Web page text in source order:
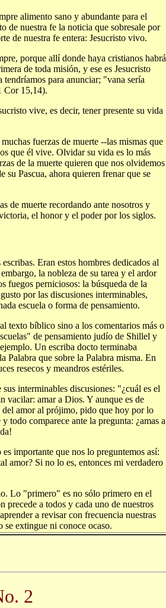
alimento sano y abundante para el
de nuestra fe la noticia que sobresale por
de nuestra fe entera: Jesucristo vivo.
porque allí donde haya cristianos habrá
de toda misión, y ese es Jesucristo
para anunciar; "vana sería
Cor 15,14).
vive, es decir, tener presente su vida
fuerzas de muerte --las mismas que
que él vive. Olvidar su vida es lo más
de la muerte quieren que nos olvidemos
su Pascua, ahora quieren frenar que se
de muerte recordando ante nosotros y
el honor y el poder por los siglos.
Eran estos hombres dedicados al
la nobleza de su tarea y el ardor
fuegos perniciosos: la búsqueda de la
por las discusiones interminables,
escuela o forma de pensamiento.
texto bíblico sino a los comentarios más o
de pensamiento judío de Shillel y
Un escriba docto terminaba
Palabra que sobre la Palabra misma. En
resecos y meandros estériles.
interminables discusiones: "¿cuál es el
vacilar: amar a Dios. Y aunque es de
amor al prójimo, pido que hoy por lo
todo comparece ante la pregunta: ¿amas a
importante que nos lo preguntemos así:
amor? Si no lo es, entonces mi verdadero
Lo "primero" es no sólo primero en el
a todos y cada uno de nuestros
a revisar con frecuencia nuestras
extingue ni conoce ocaso.
2